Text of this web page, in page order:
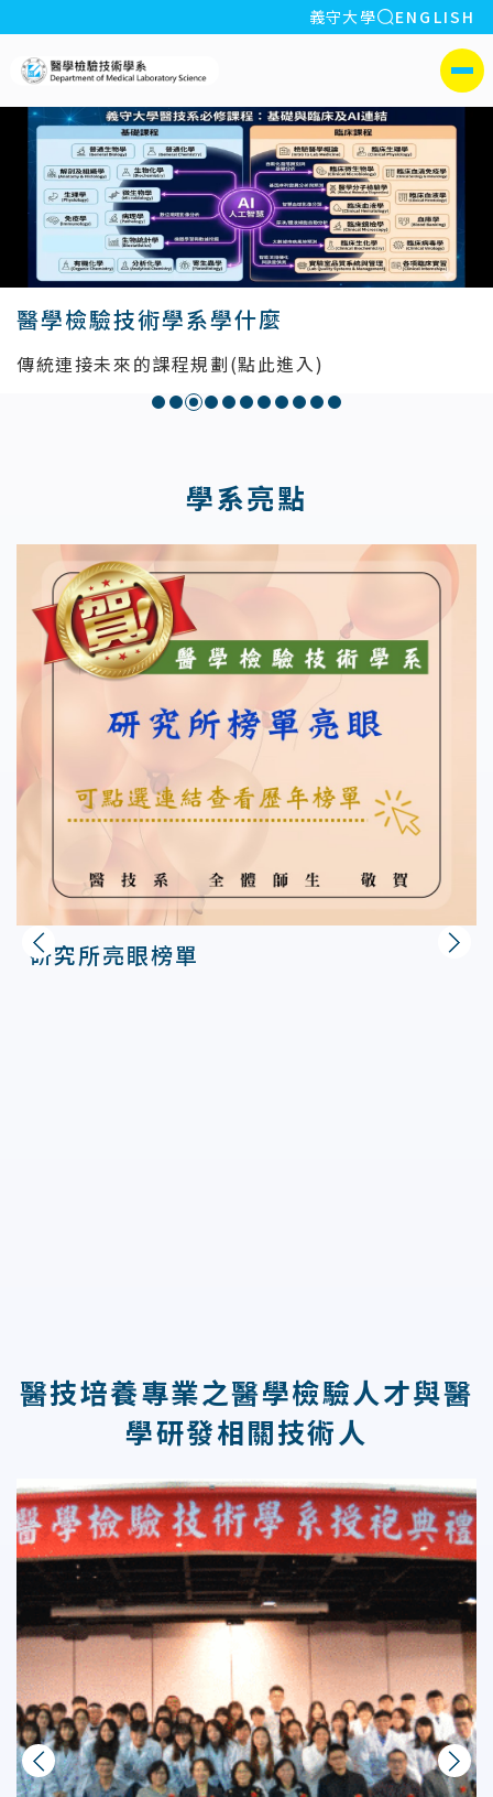
:::
義守大學 全站搜索
ENGLISH
側選單
醫學檢驗技術學系學什麼
傳統連接未來的課程規劃(點此進入)
學系亮點
上一則
研究所亮眼榜單 下一則
醫技培養專業之醫學檢驗人才與醫
學研發相關技術人
上一則 下一則